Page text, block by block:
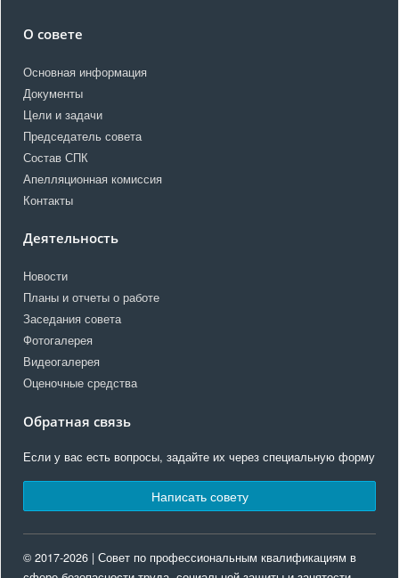
О совете
Основная информация
Документы
Цели и задачи
Председатель совета
Состав СПК
Апелляционная комиссия
Контакты
Деятельность
Новости
Планы и отчеты о работе
Заседания совета
Фотогалерея
Видеогалерея
Оценочные средства
Обратная связь
Если у вас есть вопросы, задайте их через специальную форму
Написать совету
© 2017-2026 | Совет по профессиональным квалификациям в